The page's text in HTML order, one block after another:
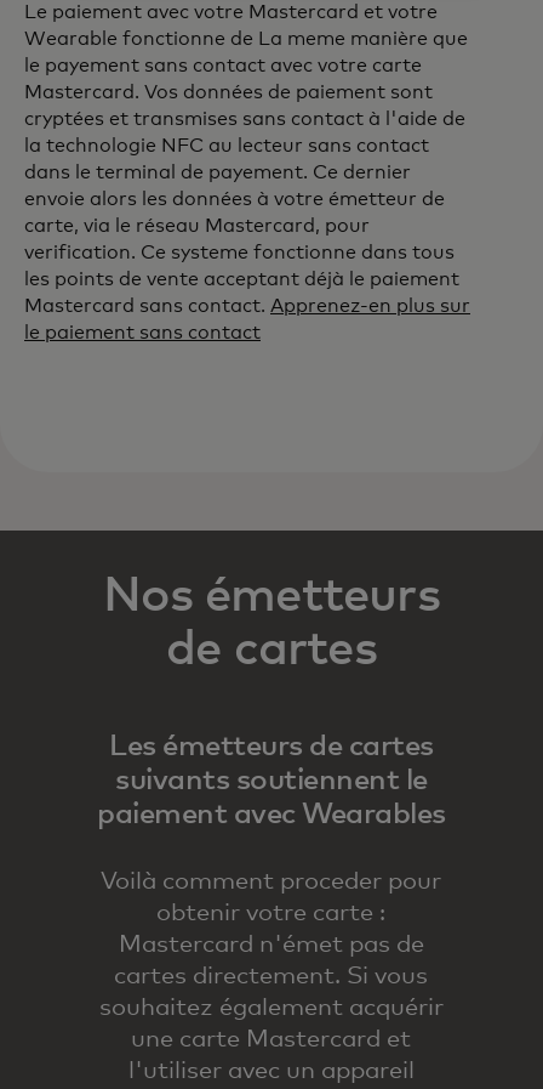
Le paiement avec votre Mastercard et votre
Wearable fonctionne de La meme manière que
le payement sans contact avec votre carte
Mastercard. Vos données de paiement sont
cryptées et transmises sans contact à l'aide de
la technologie NFC au lecteur sans contact
dans le terminal de payement. Ce dernier
envoie alors les données à votre émetteur de
carte, via le réseau Mastercard, pour
verification. Ce systeme fonctionne dans tous
les points de vente acceptant déjà le paiement
Mastercard sans contact. Apprenez-en plus sur
le paiement sans contact
Nos émetteurs
de cartes
Les émetteurs de cartes
suivants soutiennent le
paiement avec Wearables
Voilà comment proceder pour
obtenir votre carte :
Mastercard n'émet pas de
cartes directement. Si vous
souhaitez également acquérir
une carte Mastercard et
l'utiliser avec un appareil